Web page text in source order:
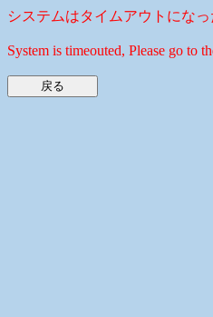
システムはタイムアウトにな
System is timeouted, Please go to